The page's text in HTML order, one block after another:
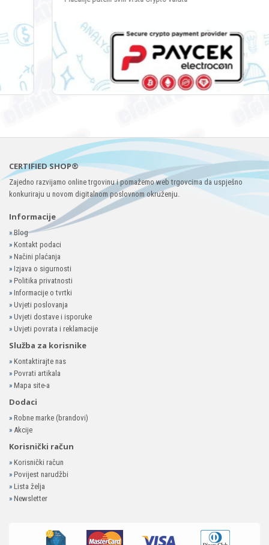
CERTIFIED SHOP®
Zajedno razvijamo online trgovinu i pomažemo web trgovcima da uspješno
konkuriraju u novom digitalnom poslovnom okruženju.
Informacije
»Blog
» Kontakt podaci
» Načini plaćanja
» Izjava o sigurnosti
» Politika privatnosti
» Informacije o tvrtki
» Uvjeti poslovanja
» Uvjeti dostave i isporuke
» Uvjeti povrata i reklamacije
Služba za korisnike
» Kontaktirajte nas
» Povrati artikala
» Mapa site-a
Dodaci
» Robne marke (brandovi)
» Akcije
Korisnički račun
» Korisnički račun
» Povijest narudžbi
» Lista želja
» Newsletter